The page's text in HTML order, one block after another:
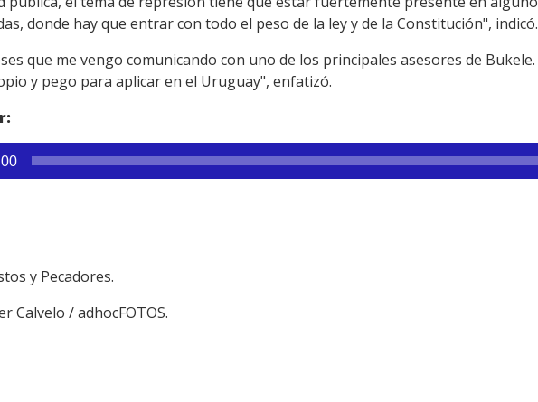
donde hay que entrar con todo el peso de la ley y de la Constitución", indicó.
que me vengo comunicando con uno de los principales asesores de
y pego para aplicar en el Uruguay", enfatizó.
y Pecadores.
Calvelo / adhocFOTOS.